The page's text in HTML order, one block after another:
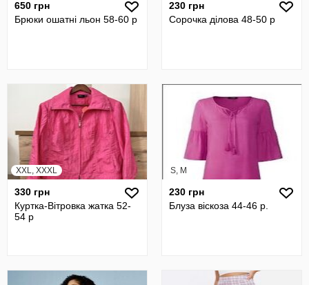
650 грн
Брюки ошатні льон 58-60 р
230 грн
Сорочка ділова 48-50 р
XXL, XXXL
330 грн
Куртка-Вітровка жатка 52-
54 р
S, M
230 грн
Блуза віскоза 44-46 р.